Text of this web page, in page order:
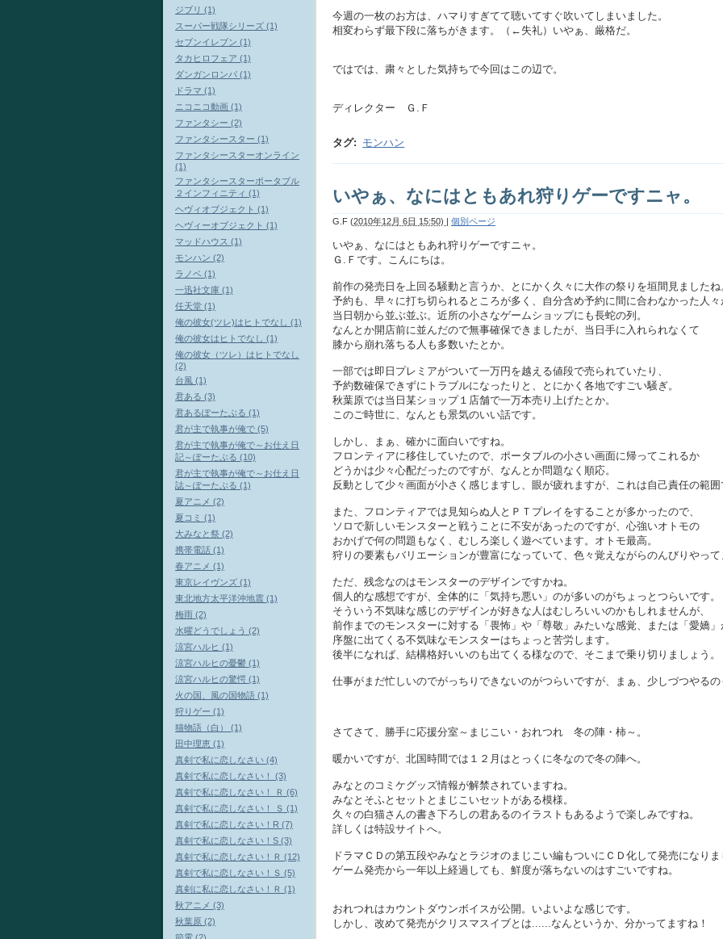
今週の一枚のお方は、ハマりすぎてて聴いてすぐ吹いてしまいました。
相変わらず最下段に落ちがきます。（←失礼）いやぁ、厳格だ。
ではでは、粛々とした気持ちで今回はこの辺で。
ディレクター Ｇ.Ｆ
タグ: モンハン
いやぁ、なにはともあれ狩りゲーですニャ。
G.F (2010年12月 6日 15:50) | 個別ページ
いやぁ、なにはともあれ狩りゲーですニャ。
Ｇ.Ｆです。こんにちは。
前作の発売日を上回る騒動と言うか、とにかく久々に大作の祭りを垣間見ましたね
予約も、早々に打ち切られるところが多く、自分含め予約に間に合わなかった人々
当日朝から並ぶ並ぶ。近所の小さなゲームショップにも長蛇の列。
なんとか開店前に並んだので無事確保できましたが、当日手に入れられなくて
膝から崩れ落ちる人も多数いたとか。
一部では即日プレミアがついて一万円を越える値段で売られていたり、
予約数確保できずにトラブルになったりと、とにかく各地ですごい騒ぎ。
秋葉原では当日某ショップ１店舗で一万本売り上げたとか。
このご時世に、なんとも景気のいい話です。
しかし、まぁ、確かに面白いですね。
フロンティアに移住していたので、ポータブルの小さい画面に帰ってこれるか
どうかは少々心配だったのですが、なんとか問題なく順応。
反動として少々画面が小さく感じますし、眼が疲れますが、これは自己責任の範
また、フロンティアでは見知らぬ人とＰＴプレイをすることが多かったので、
ソロで新しいモンスターと戦うことに不安があったのですが、心強いオトモの
おかげで何の問題もなく、むしろ楽しく遊べています。オトモ最高。
狩りの要素もバリエーションが豊富になっていて、色々覚えながらのんびりやって
ただ、残念なのはモンスターのデザインですかね。
個人的な感想ですが、全体的に「気持ち悪い」のが多いのがちょっとつらいです。
そういう不気味な感じのデザインが好きな人はむしろいいのかもしれませんが、
前作までのモンスターに対する「畏怖」や「尊敬」みたいな感覚、または「愛嬌
序盤に出てくる不気味なモンスターはちょっと苦労します。
後半になれば、結構格好いいのも出てくる様なので、そこまで乗り切りましょう。
仕事がまだ忙しいのでがっちりできないのがつらいですが、まぁ、少しづつやる
さてさて、勝手に応援分室～まじこい・おれつれ 冬の陣・柿～。
暖かいですが、北国時間では１２月はとっくに冬なので冬の陣へ。
みなとのコミケグッズ情報が解禁されていますね。
みなとそふとセットとまじこいセットがある模様。
久々の白猫さんの書き下ろしの君あるのイラストもあるようで楽しみですね。
詳しくは特設サイトへ。
ドラマＣＤの第五段やみなとラジオのまじこい編もついにＣＤ化して発売になり
ゲーム発売から一年以上経過しても、鮮度が落ちないのはすごいですね。
おれつれはカウントダウンボイスが公開。いよいよな感じです。
しかし、改めて発売がクリスマスイブとは......なんというか、分かってますね！
ジブリ (1)
スーパー戦隊シリーズ (1)
セブンイレブン (1)
タカヒロフェア (1)
ダンガンロンパ (1)
ドラマ (1)
ニコニコ動画 (1)
ファンタシー (2)
ファンタシースター (1)
ファンタシースターオンライン
(1)
ファンタシースターポータブル
２インフィニティ (1)
ヘヴィオブジェクト (1)
ヘヴィーオブジェクト (1)
マッドハウス (1)
モンハン (2)
ラノベ (1)
一迅社文庫 (1)
任天堂 (1)
俺の彼女(ツレ)はヒトでなし (1)
俺の彼女はヒトでなし (1)
俺の彼女（ツレ）はヒトでなし
(2)
台風 (1)
君ある (3)
君あるぽーたぶる (1)
君が主で執事が俺で (5)
君が主で執事が俺で～お仕え日
記～ぽーたぶる (10)
君が主で執事が俺で～お仕え日
誌～ぽーたぶる (1)
夏アニメ (2)
夏コミ (1)
大みなと祭 (2)
携帯電話 (1)
春アニメ (1)
東京レイヴンズ (1)
東北地方太平洋沖地震 (1)
梅雨 (2)
水曜どうでしょう (2)
涼宮ハルヒ (1)
涼宮ハルヒの憂鬱 (1)
涼宮ハルヒの驚愕 (1)
火の国、風の国物語 (1)
狩りゲー (1)
猫物語（白） (1)
田中理恵 (1)
真剣で私に恋しなさい (4)
真剣で私に恋しなさい！ (3)
真剣で私に恋しなさい！ Ｒ (6)
真剣で私に恋しなさい！ Ｓ (1)
真剣で私に恋しなさい！R (7)
真剣で私に恋しなさい！S (3)
真剣で私に恋しなさい！Ｒ (12)
真剣で私に恋しなさい！Ｓ (5)
真剣に私に恋しなさい！Ｒ (1)
秋アニメ (3)
秋葉原 (2)